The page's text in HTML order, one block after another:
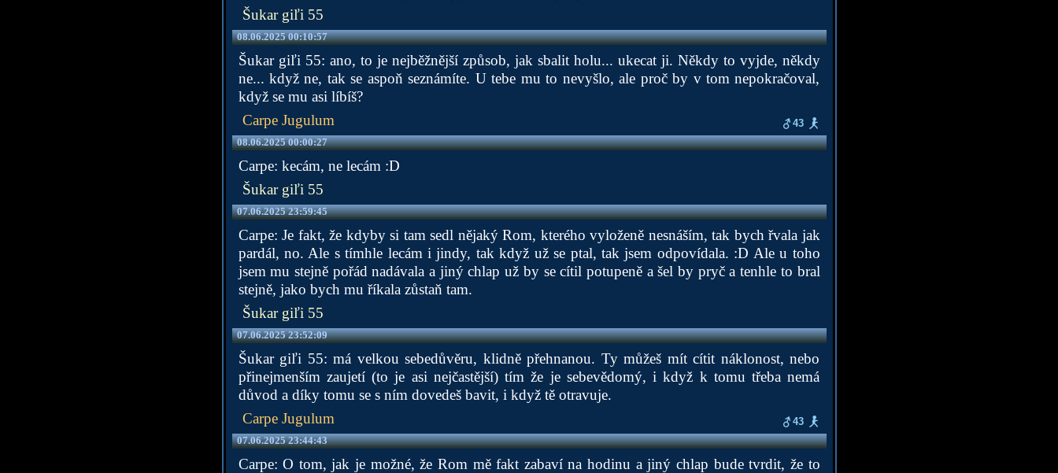
Šukar giľi 55
08.06.2025 00:10:57
Šukar giľi 55: ano, to je nejběžnější způsob, jak sbalit holu... ukecat ji. Někdy to vyjde, někdy
ne... když ne, tak se aspoň seznámíte. U tebe mu to nevyšlo, ale proč by v tom nepokračoval,
když se mu asi líbíš?
Carpe Jugulum
43
08.06.2025 00:00:27
Carpe: kecám, ne lecám :D
Šukar giľi 55
07.06.2025 23:59:45
Carpe: Je fakt, že kdyby si tam sedl nějaký Rom, kterého vyloženě nesnáším, tak bych řvala jak
pardál, no. Ale s tímhle lecám i jindy, tak když už se ptal, tak jsem odpovídala. :D Ale u toho
jsem mu stejně pořád nadávala a jiný chlap už by se cítil potupeně a šel by pryč a tenhle to bral
stejně, jako bych mu říkala zůstaň tam.
Šukar giľi 55
07.06.2025 23:52:09
Šukar giľi 55: má velkou sebedůvěru, klidně přehnanou. Ty můžeš mít cítit náklonost, nebo
přinejmenším zaujetí (to je asi nejčastější) tím že je sebevědomý, i když k tomu třeba nemá
důvod a díky tomu se s ním dovedeš bavit, i když tě otravuje.
Carpe Jugulum
43
07.06.2025 23:44:43
Carpe: O tom, jak je možné, že Rom mě fakt zabaví na hodinu a jiný chlap bude tvrdit, že to